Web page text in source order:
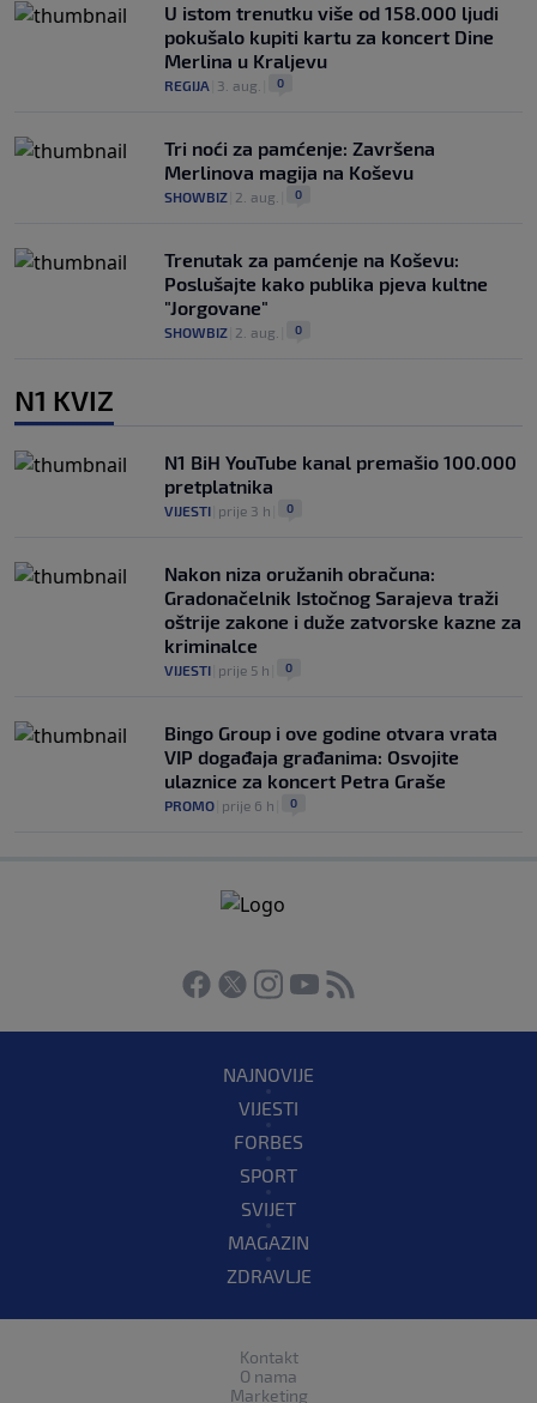
U istom trenutku više od 158.000 ljudi
pokušalo kupiti kartu za koncert Dine
Merlina u Kraljevu
REGIJA 3. aug. 0
Tri noći za pamćenje: Završena
Merlinova magija na Koševu
SHOWBIZ 2. aug. 0
Trenutak za pamćenje na Koševu:
Poslušajte kako publika pjeva kultne
"Jorgovane"
SHOWBIZ 2. aug. 0
N1 KVIZ
N1 BiH YouTube kanal premašio 100.000
pretplatnika
VIJESTI prije 3 h 0
Nakon niza oružanih obračuna:
Gradonačelnik Istočnog Sarajeva traži
oštrije zakone i duže zatvorske kazne za
kriminalce
VIJESTI prije 5 h 0
Bingo Group i ove godine otvara vrata
VIP događaja građanima: Osvojite
ulaznice za koncert Petra Graše
PROMO prije 6 h 0
NAJNOVIJE
VIJESTI
FORBES
SPORT
SVIJET
MAGAZIN
ZDRAVLJE
Kontakt
O nama
Marketing